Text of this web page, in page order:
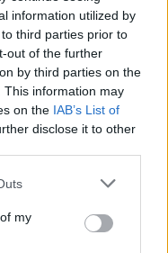
information utilized by
third parties prior to
out of the further
by third parties on the
This information may
on the IAB’s List of
disclose it to other
my